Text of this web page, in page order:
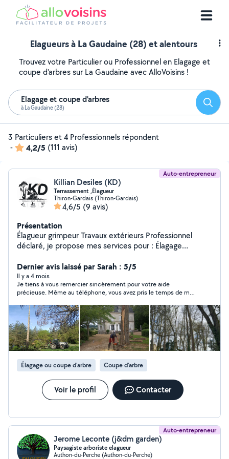
Elagueurs à La Gaudaine (28) et alentours
Trouvez votre Particulier ou Professionnel en Elagage et
coupe d'arbres sur La Gaudaine avec AlloVoisins !
Elagage et coupe d'arbres
à La Gaudaine (28)
3 Particuliers et 4 Professionnels répondent
-
4,2/5 (111 avis)
Auto-entrepreneur
Killian Desiles (KD)
Terrassement ,Élagueur
Thiron-Gardais (Thiron-Gardais)
4,6/5 (9 avis)
Présentation
Élagueur grimpeur Travaux extérieurs Professionnel
déclaré, je propose mes services pour : Élagage
Terrassement Vente de bois de chauffage Travail
sérieux et soigné Intervention rapide Matériel adapté
Particuliers et professionnels Secteur : Eure-et-Loir et
alentours Contactez-moi pour un devis ou des
renseignements.
Dernier avis laissé par Sarah : 5/5
Il y a 4 mois
Je tiens à vous remercier sincèrement pour votre aide
précieuse. Même au téléphone, vous avez pris le temps de me
à sauver le chat de ma voisine. Grâce à vos explications claires
et à votre soutien, le chat a pu redescendre sans se blesser.
Votre disponibilité et votre bienveillance m’ont vraiment
touché. Je vous recommande vivement, vive cette personne
formidable ! Encore un immense merci pour votre aide et votre
générosité. 🙏🐾
Élagage ou coupe d'arbre
Coupe d'arbre
Voir le profil Contacter
Auto-entrepreneur
Jerome Leconte (j&dm garden)
Paysagiste arboriste elagueur
Authon-du-Perche (Authon-du-Perche)